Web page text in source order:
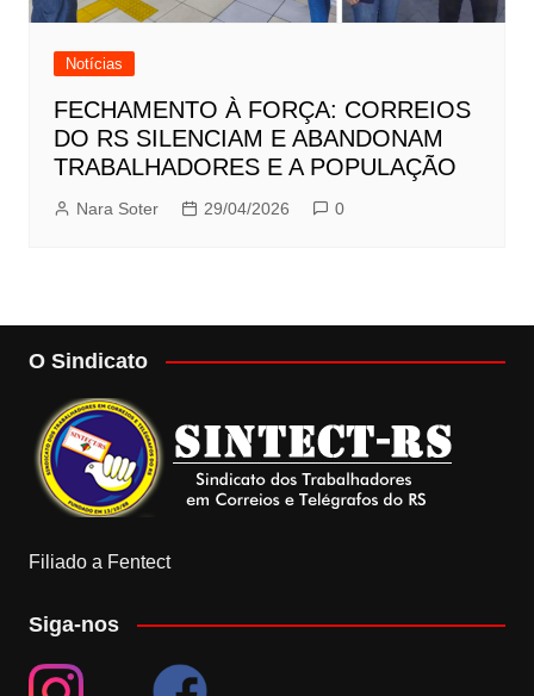
Notícias
FECHAMENTO À FORÇA: CORREIOS
DO RS SILENCIAM E ABANDONAM
TRABALHADORES E A POPULAÇÃO
Nara Soter 29/04/2026 0
O Sindicato
Filiado a Fentect
Siga-nos